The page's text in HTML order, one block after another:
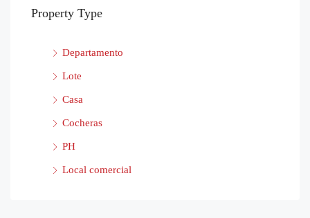
Property Type
Departamento
Lote
Casa
Cocheras
PH
Local comercial